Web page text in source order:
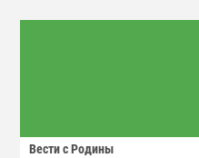
Вести с Родины